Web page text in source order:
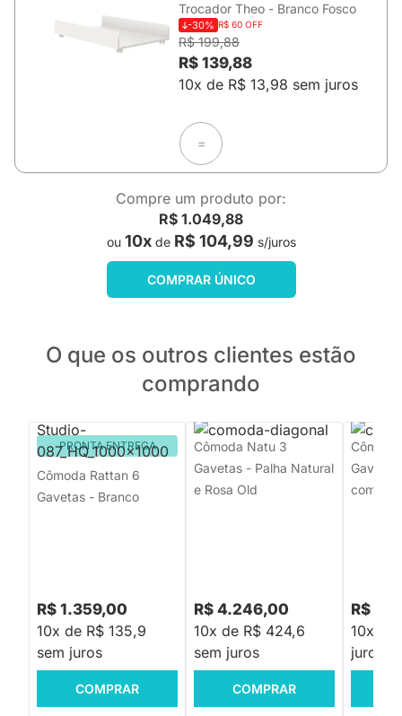
Trocador Theo - Branco Fosco
-30% R$ 60 OFF
R$ 199,88
R$ 139,88
10x de R$ 13,98 sem juros
=
Compre um produto por:
R$ 1.049,88
ou 10xde R$ 104,99 s/juros
COMPRAR ÚNICO
O que os outros clientes estão
comprando
PRONTA ENTREGA
Cômoda Rattan 6
Gavetas - Branco
R$ 1.359,00
10x de R$ 135,9
sem juros
COMPRAR
Cômoda Natu 3
Gavetas - Palha Natural
e Rosa Old
R$ 4.246,00
10x de R$ 424,6
sem juros
COMPRAR
com
R$
10x de
juros